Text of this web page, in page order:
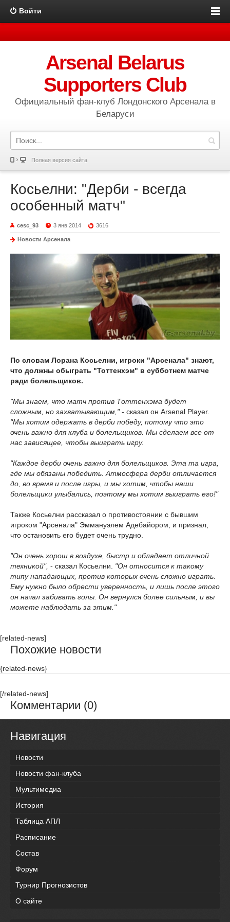
Войти
Arsenal Belarus
Supporters Club
Официальный фан-клуб Лондонского Арсенала в
Беларуси
Полная версия сайта
Косьелни: "Дерби - всегда
особенный матч"
cesc_93 3 янв 2014 3616
Новости Арсенала
По словам Лорана Косьелни, игроки "Арсенала" знают,
что должны обыграть "Тоттенхэм" в субботнем матче
ради болельщиков.
"Мы знаем, что матч против Тоттенхэма будет
сложным, но захватывающим,"- сказал он Arsenal Player.
"Мы хотим одержать в дерби победу, потому что это
очень важно для клуба и болельщиков. Мы сделаем все от
нас зависящее, чтобы выиграть игру.
"Каждое дерби очень важно для болельщиков. Эта та игра,
где мы обязаны победить. Атмосфера дерби отличается
до, во время и после игры, и мы хотим, чтобы наши
болельщики улыбались, поэтому мы хотим выиграть его!"
Также Косьелни рассказал о противостоянии с бывшим
игроком "Арсенала" Эммануэлем Адебайором, и признал,
что остановить его будет очень трудно.
"Он очень хорош в воздухе, быстр и обладает отличной
техникой", - сказал Косьелни. "Он относится к такому
типу нападающих, против которых очень сложно играть.
Ему нужно было обрести уверенность, и лишь после этого
он начал забивать голы. Он вернулся более сильным, и вы
можете наблюдать за этим."
[related-news]
Похожие новости
{related-news}
[/related-news]
Комментарии (0)
Навигация
Новости
Новости фан-клуба
Мультимедиа
История
Таблица АПЛ
Расписание
Состав
Форум
Турнир Прогнозистов
О сайте